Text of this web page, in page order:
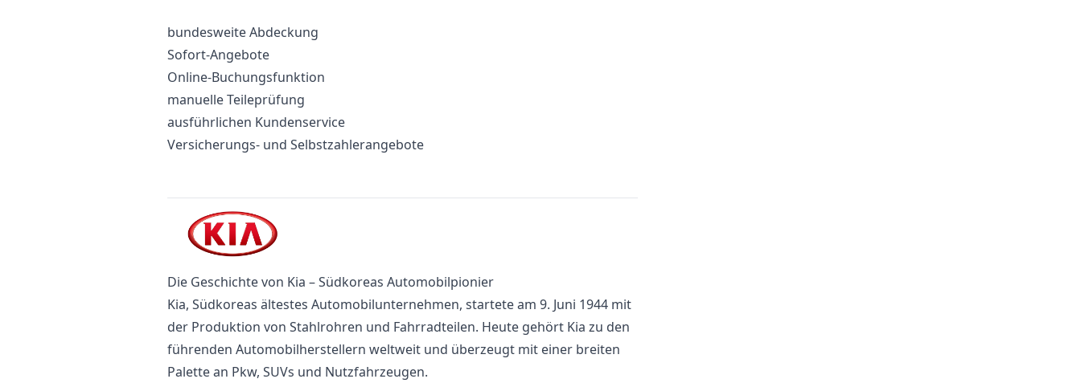
bundesweite Abdeckung
Sofort-Angebote
Online-Buchungsfunktion
manuelle Teileprüfung
ausführlichen Kundenservice
Versicherungs- und Selbstzahlerangebote
Die Geschichte von Kia – Südkoreas Automobilpionier
Kia, Südkoreas ältestes Automobilunternehmen, startete am 9. Juni 1944 mit
der Produktion von Stahlrohren und Fahrradteilen. Heute gehört Kia zu den
führenden Automobilherstellern weltweit und überzeugt mit einer breiten
Palette an Pkw, SUVs und Nutzfahrzeugen.